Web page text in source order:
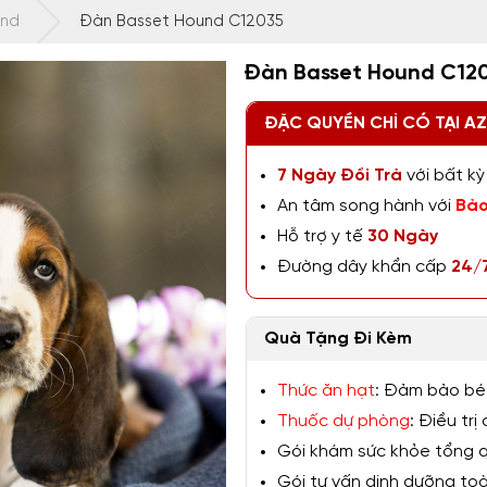
Đàn Basset Hound C12035
Đàn Basset Hound
ĐẶC QUYỀN CHỈ CÓ TẠI
7 Ngày Đổi Trả với bất kỳ
An tâm song hành với
Hỗ trợ y tế 30 Ngày
Đường dây khẩn cấp 24/
Quà Tặng Đi Kèm
Thức ăn hạt: Đảm bảo
Thuốc dự phòng: Điều trị
Gói khám sức khỏe tổng
Gói tư vấn dinh dưỡng